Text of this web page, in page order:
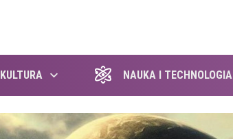
KULTURA NAUKA I TECHNOLOGIA